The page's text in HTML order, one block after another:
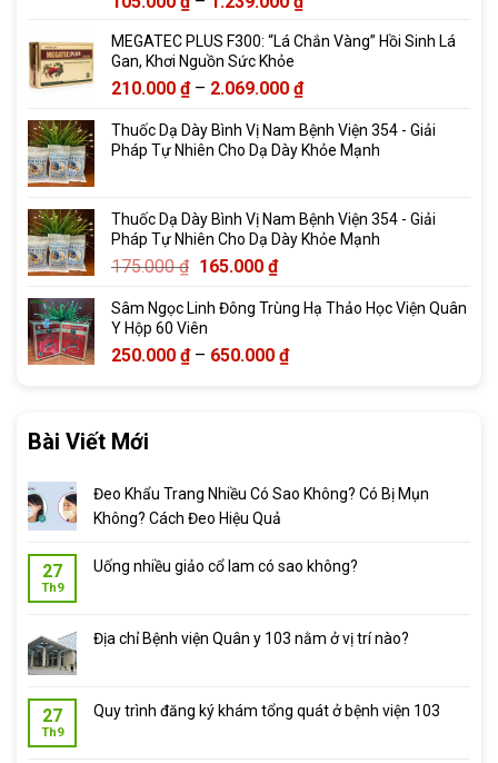
từ
đến
MEGATEC PLUS F300: “Lá Chắn Vàng” Hồi Sinh Lá
Gan, Khơi Nguồn Sức Khỏe
210.000 ₫ – 2.069.000 ₫Khoảng
từ
210.000 ₫
Thuốc Dạ Dày Bình Vị Nam Bệnh Viện 354 - Giải
Pháp Tự Nhiên Cho Dạ Dày Khỏe Mạnh
Thuốc Dạ Dày Bình Vị Nam Bệnh Viện 354 - Giải
Pháp Tự Nhiên Cho Dạ Dày Khỏe Mạnh
175.000₫ Giá
là:
175.000 ₫.
165.000 ₫Giá
tại
165.000 ₫.
Sâm Ngọc Linh Đông Trùng Hạ Thảo Học Viện Quân
Y Hộp 60 Viên
250.000 ₫ – 650.000 ₫Khoảng
Bài Viết Mới
Đeo Khẩu Trang Nhiều Có Sao Không? Có Bị Mụn
Không? Cách Đeo Hiệu Quả
27
Th9
Uống nhiều giảo cổ lam có sao không?
Địa chỉ Bệnh viện Quân y 103 nằm ở vị trí nào?
27
Th9
Quy trình đăng ký khám tổng quát ở bệnh viện 103